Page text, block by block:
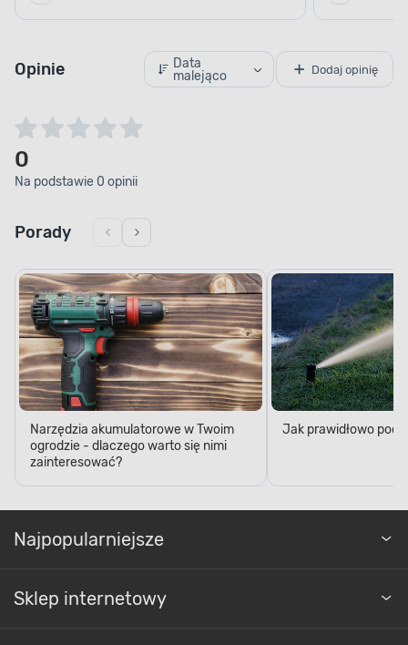
Opinie
Data
malejąco
Dodaj opinię
0
Na podstawie 0 opinii
Porady
Narzędzia akumulatorowe w Twoim
ogrodzie - dlaczego warto się nimi
zainteresować?
Jak prawidłowo
Najpopularniejsze
Sklep internetowy